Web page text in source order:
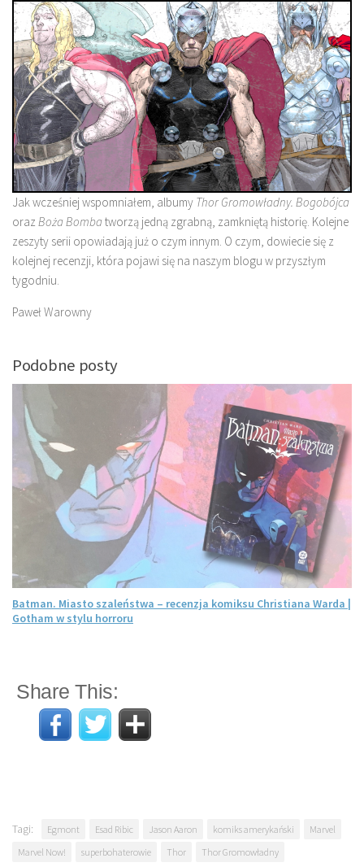
Jak wcześniej wspomniałem, albumy Thor Gromowładny. Bogobójca
oraz Boża Bombatworzą jedną zgrabną, zamkniętą historię. Kolejne
zeszyty serii opowiadają już o czym innym. O czym, dowiecie się z
kolejnej recenzji, która pojawi się na naszym blogu w przyszłym
tygodniu.
Paweł Warowny
Podobne posty
Batman. Miasto szaleństwa – recenzja komiksu Christiana Warda |
Gotham w stylu horroru
Share This:
Tagi: Egmont Esad Ribic Jason Aaron komiks amerykański
Marvel
Marvel Now!
superbohaterowie Thor Thor Gromowładny